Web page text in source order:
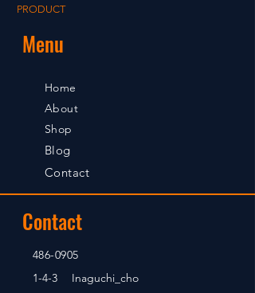
PRODUCT
Menu
Home
About
Shop
Blog
Contact
Contact
486-0905
1-4-3 Inaguchi_cho